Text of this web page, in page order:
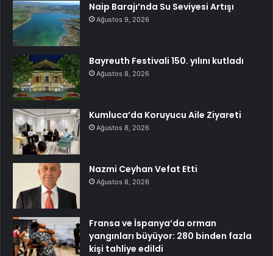
Naip Barajı’nda Su Seviyesi Artışı
Ağustos 9, 2026
Bayreuth Festivali 150. yılını kutladı
Ağustos 8, 2026
Kumluca’da Koruyucu Aile Ziyareti
Ağustos 8, 2026
Nazmi Ceyhan Vefat Etti
Ağustos 8, 2026
Fransa ve İspanya’da orman
yangınları büyüyor: 280 binden fazla
kişi tahliye edildi